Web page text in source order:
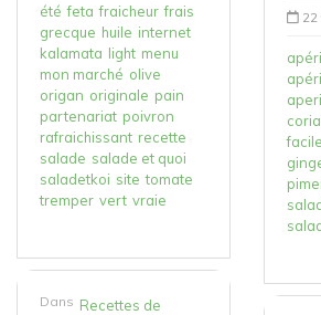
été feta fraicheur frais
grecque huile internet
kalamata light menu
mon marché olive
origan originale pain
partenariat poivron
rafraichissant recette
salade salade et quoi
saladetkoi site tomate
tremper vert vraie
Dans Recettes de
facile